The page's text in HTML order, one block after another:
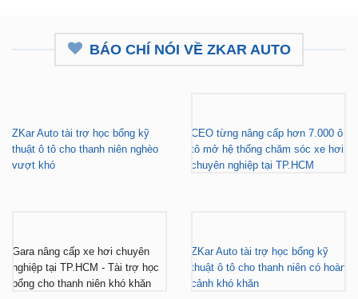
BÁO CHÍ NÓI VỀ ZKAR AUTO
ZKar Auto tài trợ học bổng kỹ
thuật ô tô cho thanh niên nghèo
vượt khó
CEO từng nâng cấp hơn 7.000 ô
tô mở hệ thống chăm sóc xe hơi
chuyên nghiệp tại TP.HCM
Gara nâng cấp xe hơi chuyên
nghiệp tại TP.HCM - Tài trợ học
bổng cho thanh niên khó khăn
ZKar Auto tài trợ học bổng kỹ
thuật ô tô cho thanh niên có hoàn
cảnh khó khăn